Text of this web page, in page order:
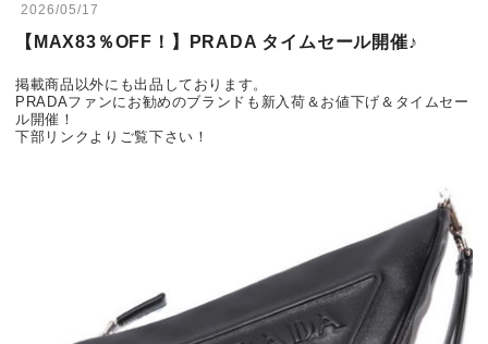
2026/05/17
【MAX83％OFF！】PRADA タイムセール開催♪
掲載商品以外にも出品しております。
PRADAファンにお勧めのブランドも新入荷＆お値下げ＆タイムセー
ル開催！
下部リンクよりご覧下さい！